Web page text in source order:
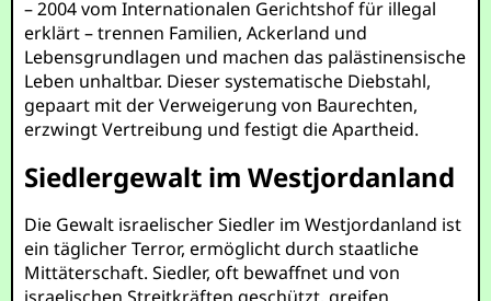
– 2004 vom Internationalen Gerichtshof für illegal
erklärt – trennen Familien, Ackerland und
Lebensgrundlagen und machen das palästinensische
Leben unhaltbar. Dieser systematische Diebstahl,
gepaart mit der Verweigerung von Baurechten,
erzwingt Vertreibung und festigt die Apartheid.
Siedlergewalt im Westjordanland
Die Gewalt israelischer Siedler im Westjordanland ist
ein täglicher Terror, ermöglicht durch staatliche
Mittäterschaft. Siedler, oft bewaffnet und von